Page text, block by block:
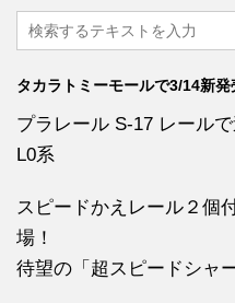
タカラトミーモールで3/14新
プラレール S-17 レール
L0系
スピードかえレール２個
場！
待望の「超スピードシャ